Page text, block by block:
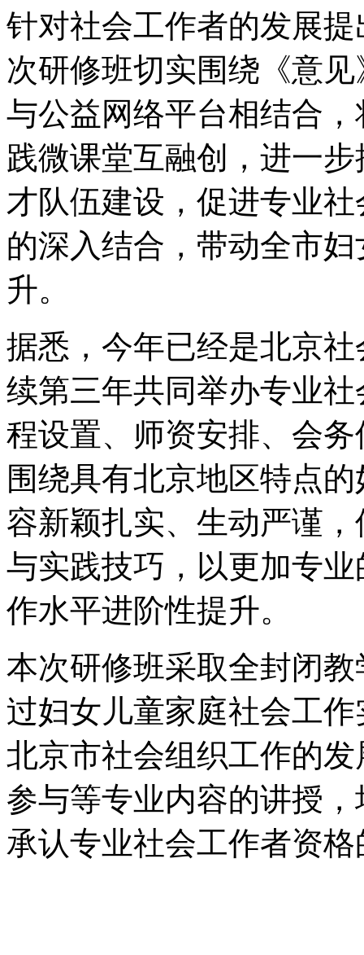
针对社会工作者的发展
次研修班切实围绕《意
与公益网络平台相结合
践微课堂互融创，进一
才队伍建设，促进专业
的深入结合，带动全市
升。
据悉，今年已经是北京
续第三年共同举办专业
程设置、师资安排、会
围绕具有北京地区特点
容新颖扎实、生动严谨
与实践技巧，以更加专
作水平进阶性提升。
本次研修班采取全封闭
过妇女儿童家庭社会工
北京市社会组织工作的
参与等专业内容的讲授
承认专业社会工作者资